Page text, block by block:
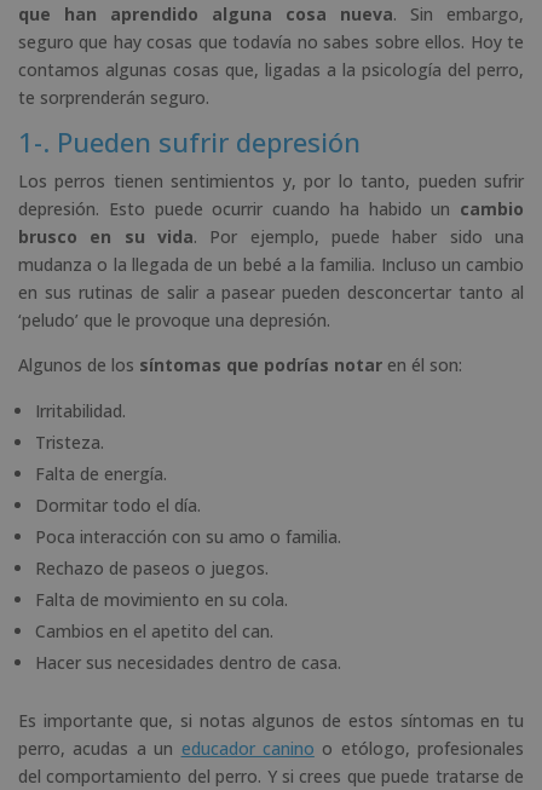
que han aprendido alguna cosa nueva. Sin embargo,
seguro que hay cosas que todavía no sabes sobre ellos. Hoy te
contamos algunas cosas que, ligadas a la psicología del perro,
te sorprenderán seguro.
1-. Pueden sufrir depresión
Los perros tienen sentimientos y, por lo tanto, pueden sufrir
depresión. Esto puede ocurrir cuando ha habido un cambio
brusco en su vida. Por ejemplo, puede haber sido una
mudanza o la llegada de un bebé a la familia. Incluso un cambio
en sus rutinas de salir a pasear pueden desconcertar tanto al
‘peludo’ que le provoque una depresión.
Algunos de los síntomas que podrías notar en él son:
Irritabilidad.
Tristeza.
Falta de energía.
Dormitar todo el día.
Poca interacción con su amo o familia.
Rechazo de paseos o juegos.
Falta de movimiento en su cola.
Cambios en el apetito del can.
Hacer sus necesidades dentro de casa.
Es importante que, si notas algunos de estos síntomas en tu
perro, acudas a un educador canino o etólogo, profesionales
del comportamiento del perro. Y si crees que puede tratarse de